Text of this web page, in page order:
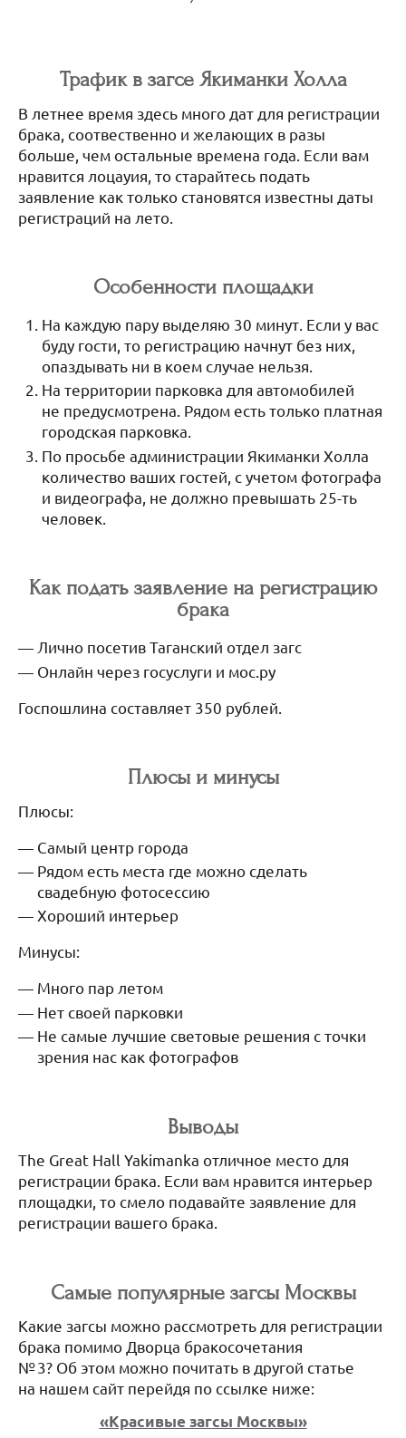
Трафик в загсе Якиманки Холла
В летнее время здесь много дат для регистрации
брака, соотвественно и желающих в разы
больше, чем остальные времена года. Если вам
нравится лоцауия, то старайтесь подать
заявление как только становятся известны даты
регистраций на лето.
Особенности площадки
На каждую пару выделяю 30 минут. Если у вас
буду гости, то регистрацию начнут без них,
опаздывать ни в коем случае нельзя.
На территории парковка для автомобилей
не предусмотрена. Рядом есть только платная
городская парковка.
По просьбе администрации Якиманки Холла
количество ваших гостей, с учетом фотографа
и видеографа, не должно превышать 25-ть
человек.
Как подать заявление на регистрацию
брака
Лично посетив Таганский отдел загс
Онлайн через госуслуги и мос.ру
Госпошлина составляет 350 рублей.
Плюсы и минусы
Плюсы:
Самый центр города
Рядом есть места где можно сделать
свадебную фотосессию
Хороший интерьер
Минусы:
Много пар летом
Нет своей парковки
Не самые лучшие световые решения с точки
зрения нас как фотографов
Выводы
The Great Hall Yakimanka отличное место для
регистрации брака. Если вам нравится интерьер
площадки, то смело подавайте заявление для
регистрации вашего брака.
Самые популярные загсы Москвы
Какие загсы можно рассмотреть для регистрации
брака помимо Дворца бракосочетания
№ 3? Об этом можно почитать в другой статье
на нашем сайт перейдя по ссылке ниже:
«Красивые загсы Москвы»